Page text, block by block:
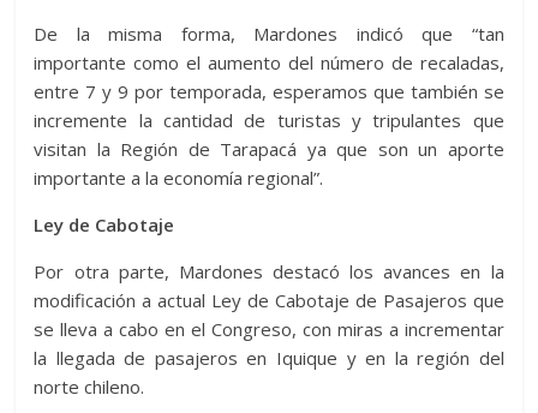
De la misma forma, Mardones indicó que “tan
importante como el aumento del número de recaladas,
entre 7 y 9 por temporada, esperamos que también se
incremente la cantidad de turistas y tripulantes que
visitan la Región de Tarapacá ya que son un aporte
importante a la economía regional”.
Ley de Cabotaje
Por otra parte, Mardones destacó los avances en la
modificación a actual Ley de Cabotaje de Pasajeros que
se lleva a cabo en el Congreso, con miras a incrementar
la llegada de pasajeros en Iquique y en la región del
norte chileno.